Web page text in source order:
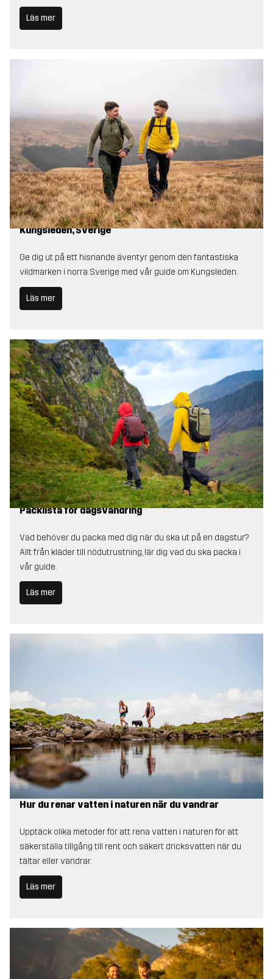
Läs mer
Kungsleden, Sverige
Ge dig ut på ett hisnande äventyr genom den fantastiska
vildmarken i norra Sverige med vår guide om Kungsleden.
Läs mer
Packlista för dagsvandring
Vad behöver du packa med dig när du ska ut på en dagstur?
Allt från kläder till nödutrustning, lär dig vad du ska packa i
vår guide.
Läs mer
Hur du renar vatten i naturen när du vandrar
Upptäck olika metoder för att rena vatten i naturen för att
säkerställa tillgång till rent och säkert dricksvatten när du
tältar eller vandrar.
Läs mer